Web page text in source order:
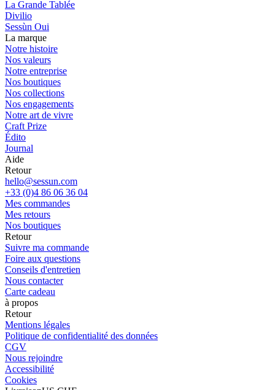
La Grande Tablée
Divilio
Sessùn Oui
La marque
Notre histoire
Nos valeurs
Notre entreprise
Nos boutiques
Nos collections
Nos engagements
Notre art de vivre
Craft Prize
Édito
Journal
Aide
Retour
hello@sessun.com
+33 (0)4 86 06 36 04
Mes commandes
Mes retours
Nos boutiques
Retour
Suivre ma commande
Foire aux questions
Conseils d'entretien
Nous contacter
Carte cadeau
à propos
Retour
Mentions légales
Politique de confidentialité des données
CGV
Nous rejoindre
Accessibilité
Cookies